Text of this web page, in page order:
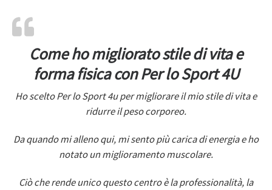
Come ho migliorato stile di vita e
forma fisica con Per lo Sport 4U
Ho scelto Per lo Sport 4u per migliorare il mio stile di vita e
ridurre il peso corporeo.
Da quando mi alleno qui, mi sento più carica di energia e ho
notato un miglioramento muscolare.
Ciò che rende unico questo centro è la professionalità, la